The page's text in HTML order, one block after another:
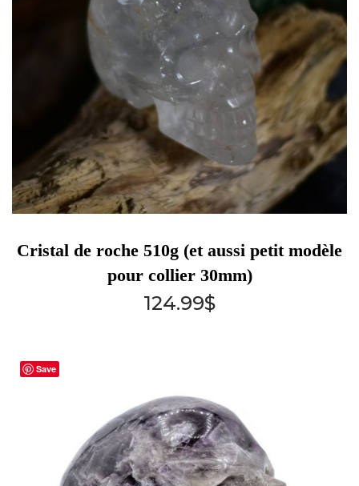
Cristal de roche 510g (et aussi petit modèle
pour collier 30mm)
124.99$
Save